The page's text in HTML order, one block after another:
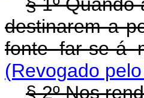
destinarem a
fonte far-se-á
(Revogado
§ 2º Nos